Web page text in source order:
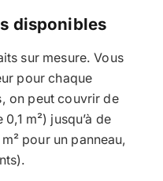
disponibles
sur mesure. Vous
pour chaque
on peut couvrir de
m²) jusqu’à de
pour un panneau,